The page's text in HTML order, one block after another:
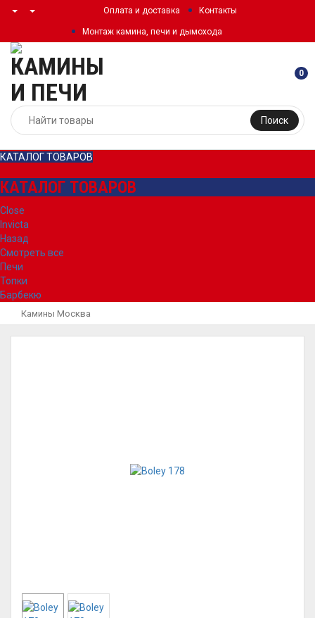
Оплата и доставка Контакты
Монтаж камина, печи и дымохода
Поиск
0
КАТАЛОГ ТОВАРОВ
КАТАЛОГ ТОВАРОВ
Close
Invicta
Назад
Смотреть все
Печи
Топки
Барбекю
Камины Москва